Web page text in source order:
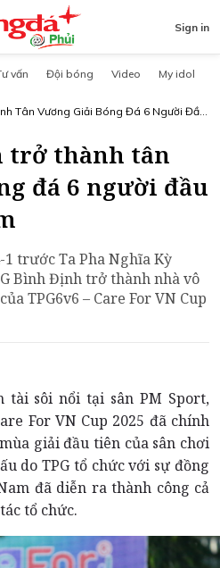
Sign in
vấn Đội bóng Video My idol
Tân Vương Giải Bóng Đá 6 Người Đầu
trở thành tân
đá 6 người đầu
trước Ta Pha Nghĩa Kỳ
Bình Định trở thành nhà vô
TPG6v6 – Care For VN Cup
tài sôi nổi tại sân PM Sport,
For VN Cup 2025 đã chính
giải đầu tiên của sân chơi
do TPG tổ chức với sự đồng
đã diễn ra thành công cả
tổ chức.